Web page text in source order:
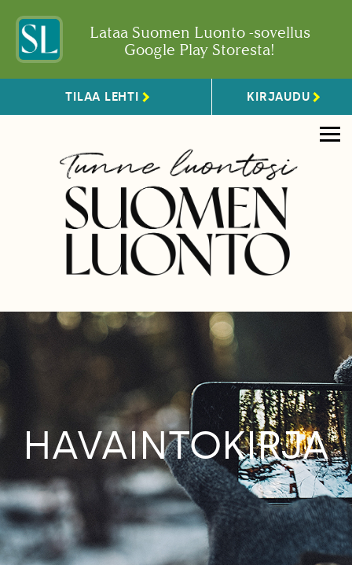
Lataa Suomen Luonto -sovellus
Google Play Storesta!
TILAA LEHTI KIRJAUDU
HAVAINTOKIRJA